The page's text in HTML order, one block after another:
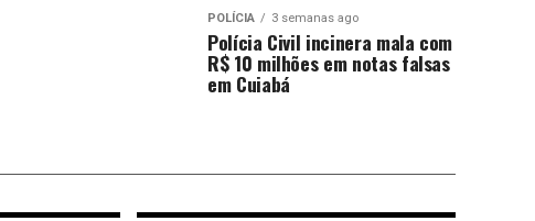
POLÍCIA 3 semanas ago
Polícia Civil incinera mala com
R$ 10 milhões em notas falsas
em Cuiabá